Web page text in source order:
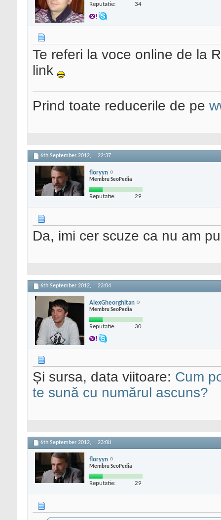
Reputatie: 34
Te referi la voce online de la
link
Prind toate reducerile de pe
6th September 2012, 22:37
floryyn
Membru SeoPedia
Reputatie: 29
Da, imi cer scuze ca nu am
6th September 2012, 23:04
AlexGheorghitan
Membru SeoPedia
Reputatie: 30
Și sursa, data viitoare: Cum
te sună cu numărul ascuns?
6th September 2012, 23:08
floryyn
Membru SeoPedia
Reputatie: 29